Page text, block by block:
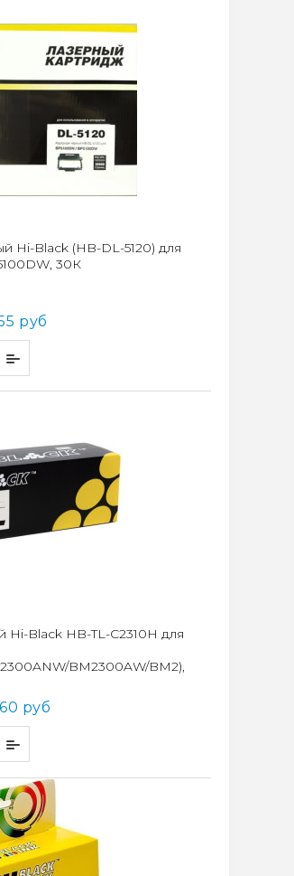
Hi-Black (HB-DL-5120) для
30К
руб
Black HB-TL-C2310H для
BM2300AW/BM2),
руб